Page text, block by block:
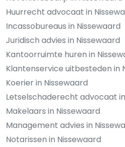
Huurrecht advocaat in
Incassobureaus in Nissewaard
Juridisch advies in Nissewaard
Kantoorruimte huren in
Klantenservice uitbesteden in
Koerier in Nissewaard
Letselschaderecht advocaat
Makelaars in Nissewaard
Management advies in
Notarissen in Nissewaard